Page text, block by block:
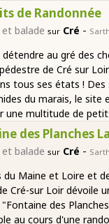
de Randonnée
balade sur Cré -
détendre au gré des
de Cré sur
tous ses états ! Des
du marais, le site
une multitude de
des Planches
balade sur Cré -
du Maine et Loire et
Cré-sur Loir dévoile
des
au cours d'une